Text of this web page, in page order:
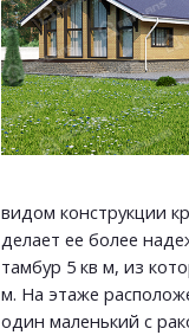
видом конструкции
делает ее более
тамбур 5 кв м, из
м. На этаже
один маленький с
Прикрепить файл
Согласен на
Согласен на
This site is protected by
apply.